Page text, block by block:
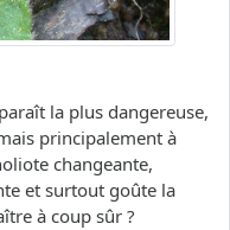
la plus dangereuse,
principalement à
changeante,
et surtout goûte la
à coup sûr ?